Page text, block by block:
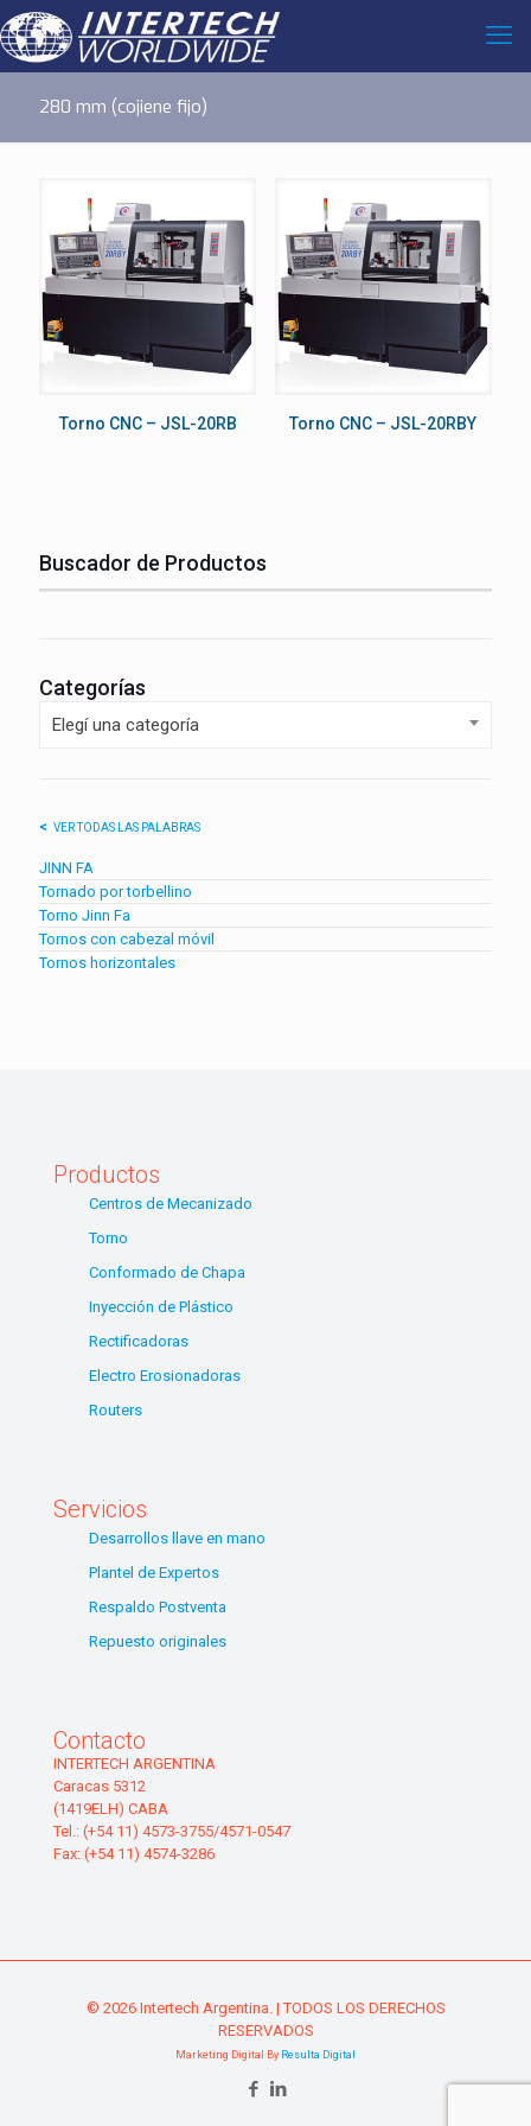
280 mm (cojiene fijo)
Torno CNC – JSL-20RB Torno CNC – JSL-20RBY
Buscador de Productos
Categorías
Elegí una categoría
VER TODAS LAS PALABRAS
JINN FA
Tornado por torbellino
Torno Jinn Fa
Tornos con cabezal móvil
Tornos horizontales
Productos
Centros de Mecanizado
Torno
Conformado de Chapa
Inyección de Plástico
Rectificadoras
Electro Erosionadoras
Routers
Servicios
Desarrollos llave en mano
Plantel de Expertos
Respaldo Postventa
Repuesto originales
Contacto
INTERTECH ARGENTINA
Caracas 5312
(1419ELH) CABA
Tel.: (+54 11) 4573-3755/4571-0547
Fax: (+54 11) 4574-3286
© 2026 Intertech Argentina. | TODOS LOS DERECHOS
RESERVADOS
Marketing Digital By Resulta Digital